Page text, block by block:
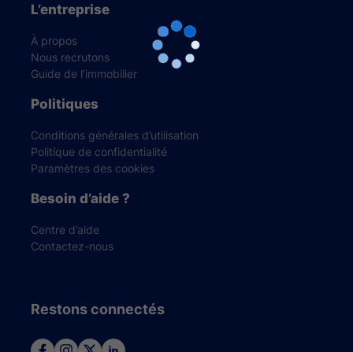
L’entreprise
À propos
Nous recrutons
Guide de l’immobilier
Politiques
Conditions générales d’utilisation
Politique de confidentialité
Paramètres des cookies
Besoin d’aide ?
Centre d’aide
Contactez-nous
Restons connectés